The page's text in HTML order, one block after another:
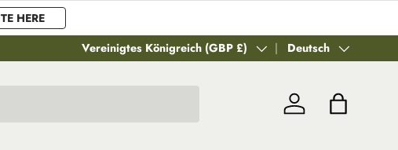
HERE
Land/Region
Vereinigtes Königreich (GBP £) SpracheDeutsch
Einloggen